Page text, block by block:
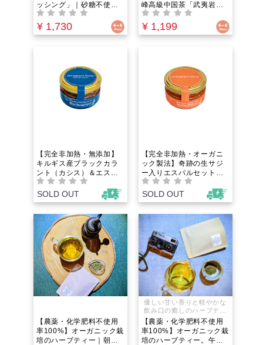
ッシング」｜砂糖不使
用・保存料無添加・化学
調味料ゼロなのに、野菜
嫌いの子どもがバクバク
で作る、知る人ぞ知る奇
跡の一本
¥ 1,730
峰高級中国茶「武夷岩
茶」｜ミネラル不足と冷
え性を根本ケア！温活と
デトックスを叶える飲む
¥ 1,199
【完全非加熱・無添加】
キルギス産ブラックカラ
ント（カシス）＆エスパ
ルセット生はちみつ｜夕
方のショボショボ目と眼
精疲労に！圧倒的なアン
でスマホ疲れと老け見え
を根本から防ぐ食べる美
容液
SOLD OUT
【完全非加熱・オーガニ
ック製法】奇跡の生サジ
ー入りエスパルセット生
はちみつ｜朝起きられな
い鉄分不足や慢性疲労
に！果実まるごと低温乾
ている無加工の食べるサ
プリで貧血や冷えを根本
ケア
SOLD OUT
【農薬・化学肥料不使用
率100%】オーガニック栽
培のハーブティー｜朝の
優しい甘い香りと軽やかな
飲み口の癒しのハーブティ
ー
【農薬・化学肥料不使用
率100%】オーガニック栽
培のハーブティー。午後